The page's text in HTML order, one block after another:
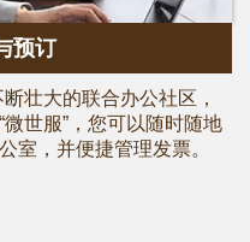
预订
壮大的联合办公社区，
世服”，您可以随时随地
室，并便捷管理发票。